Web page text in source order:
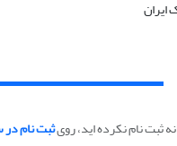
ثبت نام نکرده اید، رویثبت نام در